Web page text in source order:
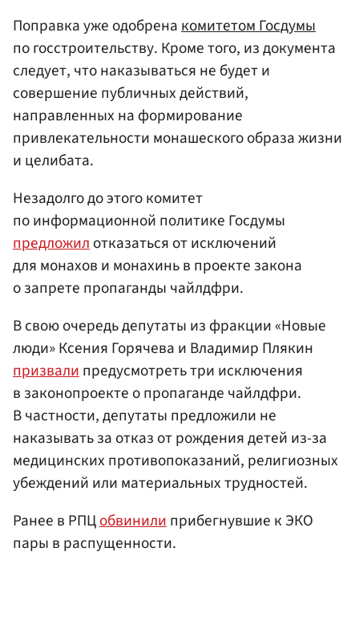
Поправка уже одобрена комитетом Госдумы
по госстроительству. Кроме того, из документа
следует, что наказываться не будет и
совершение публичных действий,
направленных на формирование
привлекательности монашеского образа жизни
и целибата.
Незадолго до этого комитет
по информационной политике Госдумы
предложилотказаться от исключений
для монахов и монахинь в проекте закона
о запрете пропаганды чайлдфри.
В свою очередь депутаты из фракции «Новые
люди» Ксения Горячева и Владимир Плякин
призвалипредусмотреть три исключения
в законопроекте о пропаганде чайлдфри.
В частности, депутаты предложили не
наказывать за отказ от рождения детей из-за
медицинских противопоказаний, религиозных
убеждений или материальных трудностей.
Ранее в РПЦобвинилиприбегнувшие к ЭКО
пары в распущенности.